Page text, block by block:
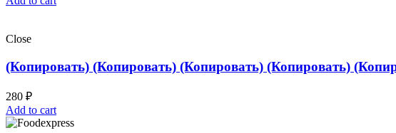
Close
(Копировать) (Копировать) (Копировать) (Копировать)
280 ₽
Add to cart